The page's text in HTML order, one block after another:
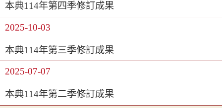
本典114年第四季修訂成果
2025-10-03
本典114年第三季修訂成果
2025-07-07
本典114年第二季修訂成果